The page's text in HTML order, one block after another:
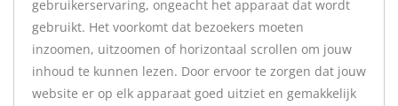
gebruikerservaring, ongeacht het apparaat dat wordt
gebruikt. Het voorkomt dat bezoekers moeten
inzoomen, uitzoomen of horizontaal scrollen om jouw
inhoud te kunnen lezen. Door ervoor te zorgen dat jouw
website er op elk apparaat goed uitziet en gemakkelijk